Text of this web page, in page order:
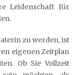
Leidenschaft für
zu werden, ist
eigenen Zeitplan
Ob Sie Vollzeit